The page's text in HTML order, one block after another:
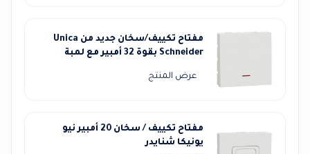
مفتاح تكييف/سخان جديد من Unica
Schneider بقوة 32 أمبير مع لمبة
عرض المنتج
مفتاح تكييف / سخان 20 أمبير نيو
يونيكا شنايدر